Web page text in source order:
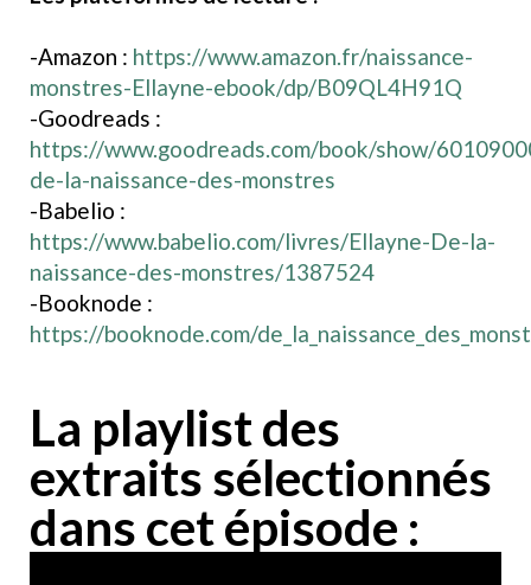
-Amazon : https://www.amazon.fr/naissance-
monstres-Ellayne-ebook/dp/B09QL4H91Q
-Goodreads :
https://www.goodreads.com/book/show/
de-la-naissance-des-monstres
-Babelio :
https://www.babelio.com/livres/Ellayne-De-la-
naissance-des-monstres/1387524
-Booknode :
https://booknode.com/
La playlist des
extraits sélectionnés
dans cet épisode :